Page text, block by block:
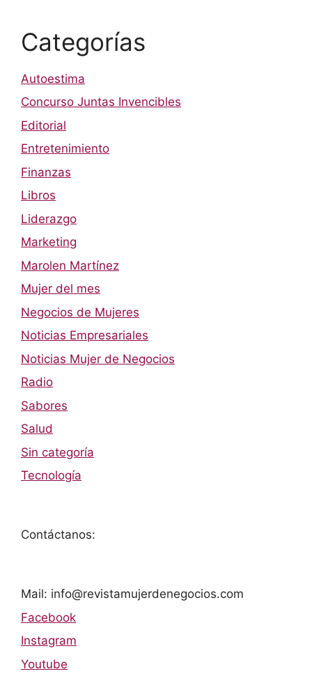
Categorías
Autoestima
Concurso Juntas Invencibles
Editorial
Entretenimiento
Finanzas
Libros
Liderazgo
Marketing
Marolen Martínez
Mujer del mes
Negocios de Mujeres
Noticias Empresariales
Noticias Mujer de Negocios
Radio
Sabores
Salud
Sin categoría
Tecnología
Contáctanos:
Mail: info@revistamujerdenegocios.com
Facebook
Instagram
Youtube